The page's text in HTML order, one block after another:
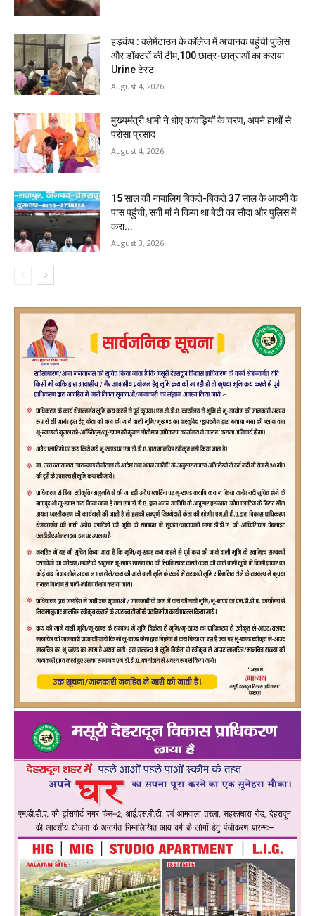
हड़कंप : क्लेमेंटाउन के कॉलेज में अचानक पहुंची पुलिस
और डॉक्टरों की टीम,100 छात्र-छात्राओं का कराया
Urine टेस्ट
August 4, 2026
मुख्यमंत्री धामी ने धोए कांवड़ियों के चरण, अपने हाथों से
परोसा प्रसाद
August 4, 2026
15 साल की नाबालिग बिकते-बिकते 37 साल के आदमी के
पास पहुंची, सगी मां ने किया था बेटी का सौदा और पुलिस में
करा...
August 3, 2026